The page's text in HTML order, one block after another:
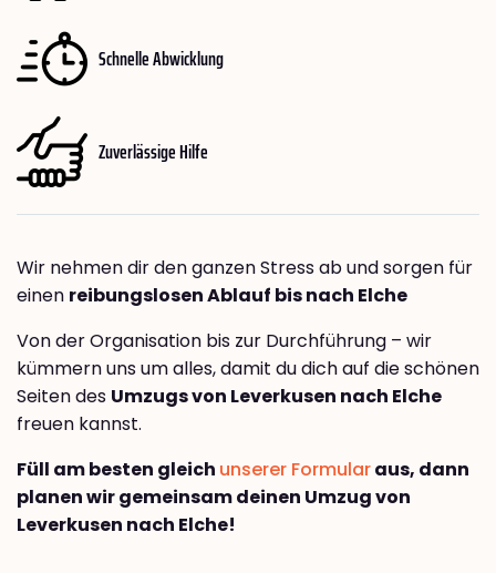
Schnelle Abwicklung
Zuverlässige Hilfe
Wir nehmen dir den ganzen Stress ab und sorgen für
einen reibungslosen Ablauf bis nach Elche
Von der Organisation bis zur Durchführung – wir
kümmern uns um alles, damit du dich auf die schönen
Seiten des Umzugs von Leverkusen nach Elche
freuen kannst.
Füll am besten gleich unserer Formularaus, dann
planen wir gemeinsam deinen Umzug von
Leverkusen nach Elche!